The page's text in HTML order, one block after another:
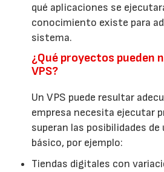
qué aplicaciones se
conocimiento existe para
sistema.
¿Qué proyectos pueden
VPS?
Un VPS puede resultar
empresa necesita ejecutar
superan las posibilidades
básico, por ejemplo:
Tiendas digitales con